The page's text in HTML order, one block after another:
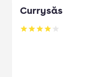
Currysås
Betyg: 4.06 av 5